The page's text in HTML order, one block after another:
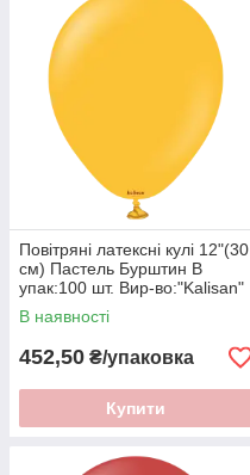
Повітряні латексні кулі 12"(30
см) Пастель Бурштин В
упак:100 шт. Вир-во:"Kalisan"
Туреччина
В наявності
452,50 ₴/упаковка
Купити